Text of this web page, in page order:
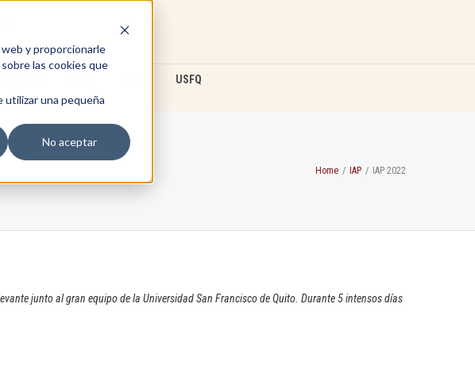
y proporcionarle
las cookies que
una pequeña
No aceptar
USFQ
Home / IAP / IAP 2022
junto al gran equipo de la Universidad San Francisco de Quito. Durante 5 intensos días